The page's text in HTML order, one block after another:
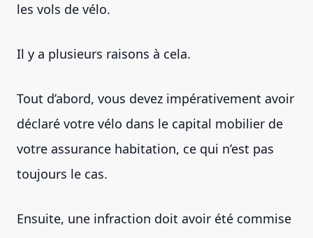
les vols de vélo.
Il y a plusieurs raisons à cela.
Tout d’abord, vous devez impérativement avoir
déclaré votre vélo dans le capital mobilier de
votre assurance habitation, ce qui n’est pas
toujours le cas.
Ensuite, une infraction doit avoir été commise